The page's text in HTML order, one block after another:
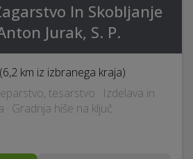
In Skobljanje
Jurak, S. P.
(6,2 km iz izbranega kraja)
tesarstvo · Izdelava in
Gradnja hiše na ključ